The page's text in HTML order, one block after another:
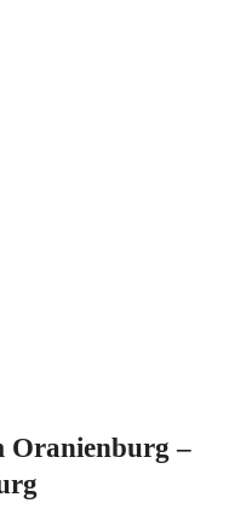
Oranienburg –